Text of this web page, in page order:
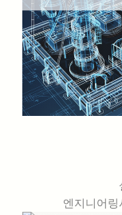
엔지니어링